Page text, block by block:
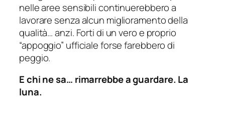
nelle aree sensibili continuerebbero a
lavorare senza alcun miglioramento della
qualità… anzi. Forti di un vero e proprio
“appoggio” ufficiale forse farebbero di
peggio.
E chi ne sa… rimarrebbe a guardare. La
luna.